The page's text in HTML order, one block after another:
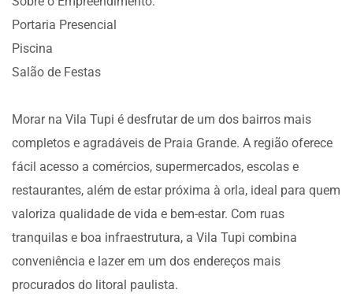
Portaria Presencial
Piscina
Salão de Festas
Morar na Vila Tupi é desfrutar de um dos bairros mais
completos e agradáveis de Praia Grande. A região oferece
fácil acesso a comércios, supermercados, escolas e
restaurantes, além de estar próxima à orla, ideal para quem
valoriza qualidade de vida e bem-estar. Com ruas
tranquilas e boa infraestrutura, a Vila Tupi combina
conveniência e lazer em um dos endereços mais
procurados do litoral paulista.